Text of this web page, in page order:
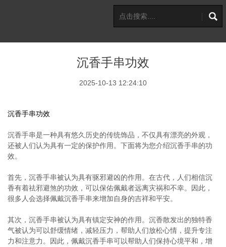
沉香手串功效
2025-10-13 12:24:10
沉香手串功效
沉香手串是一种具有悠久历史的传统饰品，不仅具有漂亮的外观，
还被人们认为具有一定的保护作用。下面将为您介绍沉香手串的功
效。
首先，沉香手串被认为具有驱邪避凶的作用。在古代，人们相信沉
香有着祛邪避煞的功效，可以保佑佩戴者远离灾祸和不幸。因此，
很多人会选择佩戴沉香手串来增加自身的吉祥和平安。
其次，沉香手串被认为具有镇定安神的作用。沉香散发出的独特香
气被认为可以舒缓情绪，减轻压力，帮助人们放松心情，提升专注
力和注意力。因此，佩戴沉香手串可以帮助人们保持心境平和，增